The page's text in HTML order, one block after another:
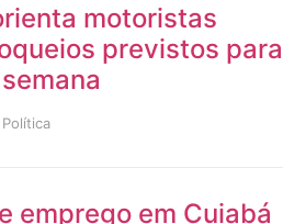
motoristas
previstos para
Política
emprego em Cuiabá